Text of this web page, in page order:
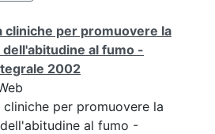
cliniche per promuovere la
al fumo -
2002
cliniche per promuovere la
al fumo -